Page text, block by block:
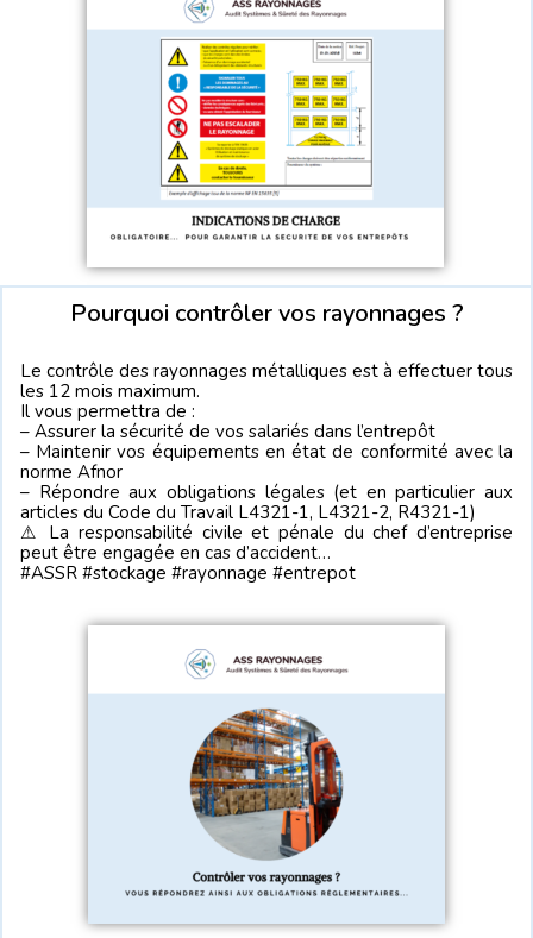
Pourquoi contrôler vos rayonnages ?
Le contrôle des rayonnages métalliques est à effectuer tous
les 12 mois maximum.
Il vous permettra de :
– Assurer la sécurité de vos salariés dans l’entrepôt
– Maintenir vos équipements en état de conformité avec la
norme Afnor
– Répondre aux obligations légales (et en particulier aux
articles du Code du Travail L4321-1, L4321-2, R4321-1)
⚠ La responsabilité civile et pénale du chef d’entreprise
peut être engagée en cas d’accident…
#ASSR #stockage #rayonnage #entrepot